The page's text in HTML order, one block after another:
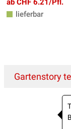
ab CHF 6.21/Pfl.
lieferbar
Gartenstory